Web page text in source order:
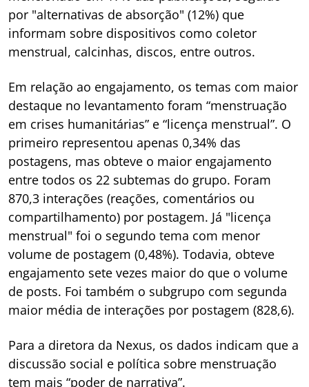
por "alternativas de absorção" (12%) que
informam sobre dispositivos como coletor
menstrual, calcinhas, discos, entre outros.
Em relação ao engajamento, os temas com maior
destaque no levantamento foram “menstruação
em crises humanitárias” e “licença menstrual”. O
primeiro representou apenas 0,34% das
postagens, mas obteve o maior engajamento
entre todos os 22 subtemas do grupo. Foram
870,3 interações (reações, comentários ou
compartilhamento) por postagem. Já "licença
menstrual" foi o segundo tema com menor
volume de postagem (0,48%). Todavia, obteve
engajamento sete vezes maior do que o volume
de posts. Foi também o subgrupo com segunda
maior média de interações por postagem (828,6).
Para a diretora da Nexus, os dados indicam que a
discussão social e política sobre menstruação
tem mais “poder de narrativa”.